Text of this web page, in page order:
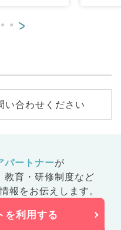
>
い合わせください
パートナーが
教育・研修制度など
報をお伝えします。
を利用する